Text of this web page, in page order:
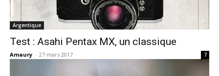
Argentique
Test : Asahi Pentax MX, un classique
Amaury - 27 mars 2017 7